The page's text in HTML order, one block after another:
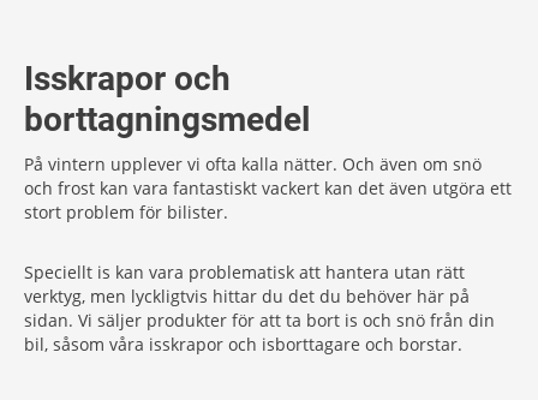
Isskrapor och
borttagningsmedel
På vintern upplever vi ofta kalla nätter. Och även om snö
och frost kan vara fantastiskt vackert kan det även utgöra ett
stort problem för bilister.
Speciellt is kan vara problematisk att hantera utan rätt
verktyg, men lyckligtvis hittar du det du behöver här på
sidan. Vi säljer produkter för att ta bort is och snö från din
bil, såsom våra isskrapor och isborttagare och borstar.